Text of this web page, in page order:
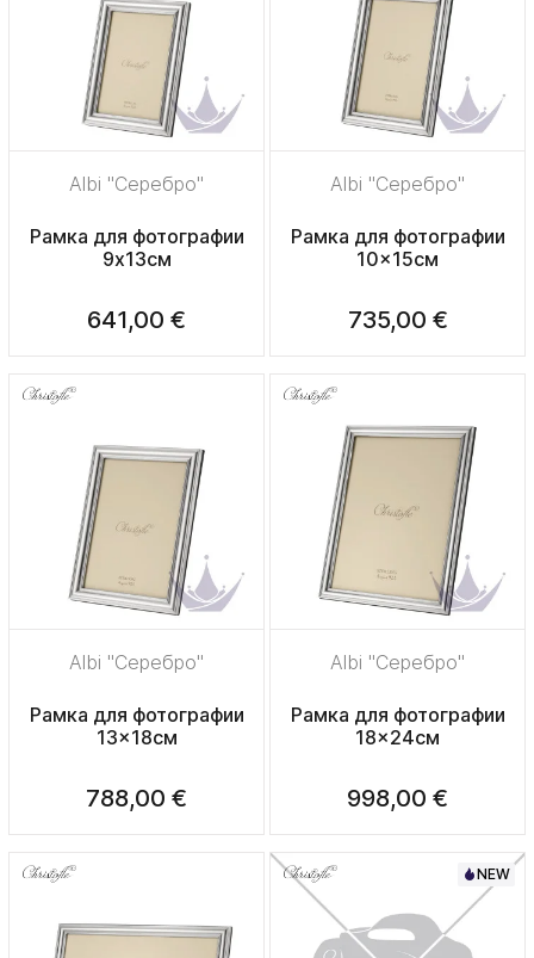
Albi "Серебро"
Рамка для фотографии
9х13см
641,00 €
Albi "Серебро"
Рамка для фотографии
10x15см
735,00 €
Albi "Серебро"
Рамка для фотографии
13x18см
788,00 €
Albi "Серебро"
Рамка для фотографии
18x24см
998,00 €
NEW